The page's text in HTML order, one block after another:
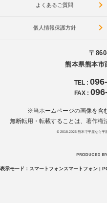
よくあるご質問
個人情報保護方針
〒
熊本県熊本市
TEL :
FAX :
※当ホームページの画像を含
無断転用・転載することは、著作権
© 2018-2026 熊本で平屋なら平
表示モード： スマートフォンスマートフォン |